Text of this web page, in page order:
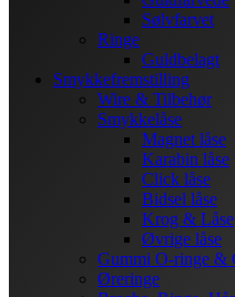
Sølvfarvet
Ringe
Guldbelagt
Smykkefremstilling
Wire & Tilbehør
Smykkelåse
Magnet låse
Karabin låse
Click låse
Bidsel låse
Krog & Låse
Øvrige låse
Gummi O-ringe &
Øreringe